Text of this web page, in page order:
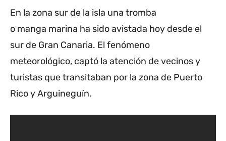
En la zona sur de la isla una tromba
o manga marina ha sido avistada hoy desde el
sur de Gran Canaria. El fenómeno
meteorológico, captó la atención de vecinos y
turistas que transitaban por la zona de Puerto
Rico y Arguineguín.